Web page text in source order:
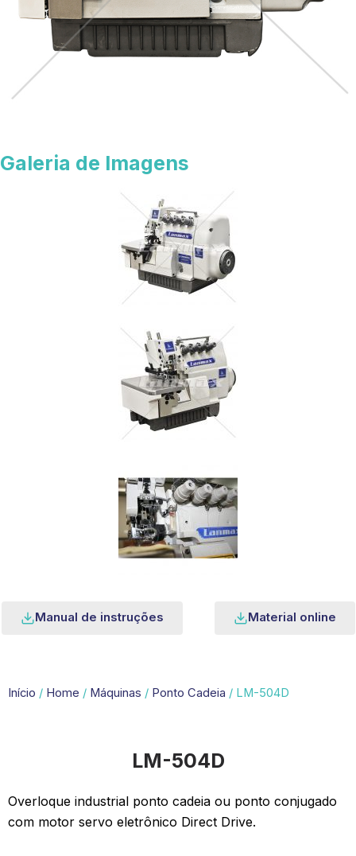
Galeria de Imagens
Manual de instruções Material online
Início / Home / Máquinas / Ponto Cadeia / LM-504D
LM-504D
Overloque industrial ponto cadeia ou ponto conjugado
com motor servo eletrônico Direct Drive.